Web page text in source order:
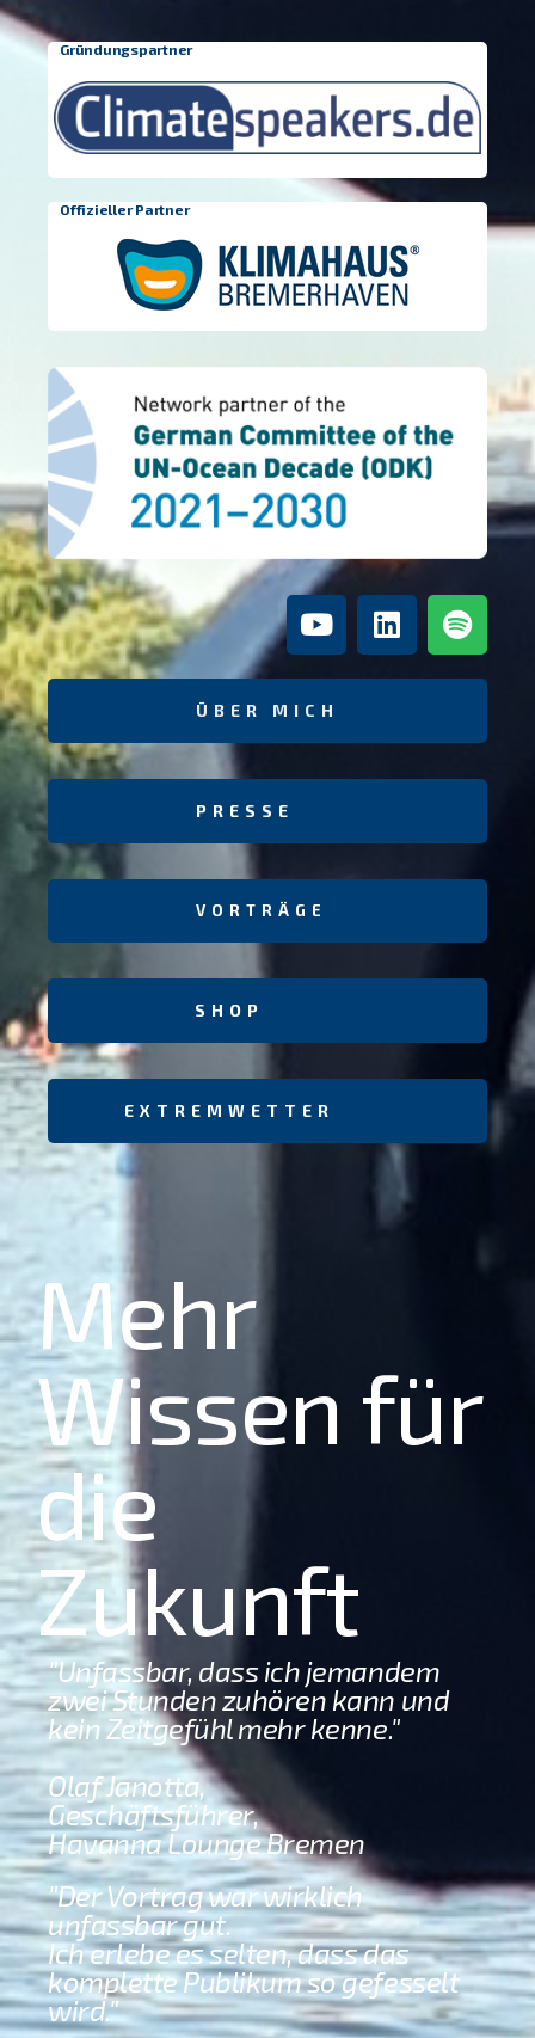
Gründungspartner
Offizieller Partner
ÜBER MICH
PRESSE
VORTRÄGE
SHOP
EXTREMWETTER
Mehr
Wissen für
die
Zukunft
"Unfassbar, dass ich jemandem
zwei Stunden zuhören kann und
kein Zeitgefühl mehr kenne."
Olaf Janotta,
Geschäftsführer,
Havanna Lounge Bremen
"Der Vortrag war wirklich
unfassbar gut.
Ich erlebe es selten, dass das
komplette Publikum so gefesselt
wird."